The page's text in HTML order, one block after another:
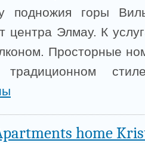
подножия горы
центра Элмау. К
Просторные
традиционном
home